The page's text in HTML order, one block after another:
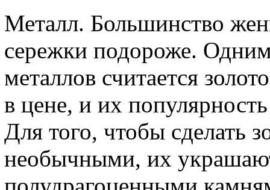
Металл. Большинство
сережки подороже.
металлов считается
в цене, и их
Для того, чтобы сделать
необычными, их